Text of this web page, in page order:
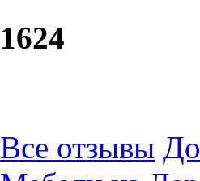
1624
Все отзывы